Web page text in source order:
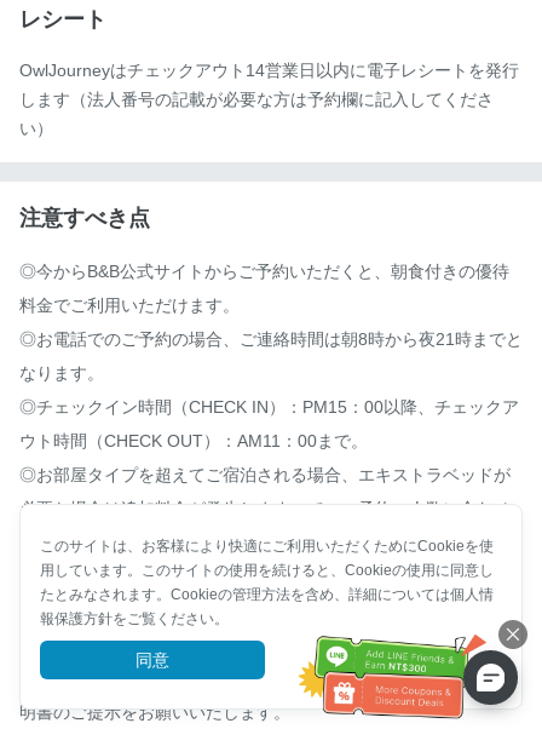
レシート
OwlJourneyはチェックアウト14営業日以内に電子レシートを発行
します（法人番号の記載が必要な方は予約欄に記入してくださ
い）
注意すべき点
◎今からB&B公式サイトからご予約いただくと、朝食付きの優待
料金でご利用いただけます。
◎お電話でのご予約の場合、ご連絡時間は朝8時から夜21時までと
なります。
◎チェックイン時間（CHECK IN）：PM15：00以降、チェックア
ウト時間（CHECK OUT）：AM11：00まで。
◎お部屋タイプを超えてご宿泊される場合、エキストラベッドが
必要な場合は追加料金が発生しますので、ご予約の人数に合わせ
て予定通りお越しください。オンライン予約、またはお電話でお
問い合わせください。
◎ 到着が遅くなる場合は、まずB&Bに連絡しておおよそのチェッ
クイン時間を確認してください。
◎登録と残金のお支払いのため、チェックインの際に必ず身分証
明書のご提示をお願いいたします。
このサイトは、お客様により快適にご利用いただくためにCookieを使
用しています。このサイトの使用を続けると、Cookieの使用に同意し
たとみなされます。Cookieの管理方法を含め、詳細については個人情
報保護方針をご覧ください。
同意 詳細を見る